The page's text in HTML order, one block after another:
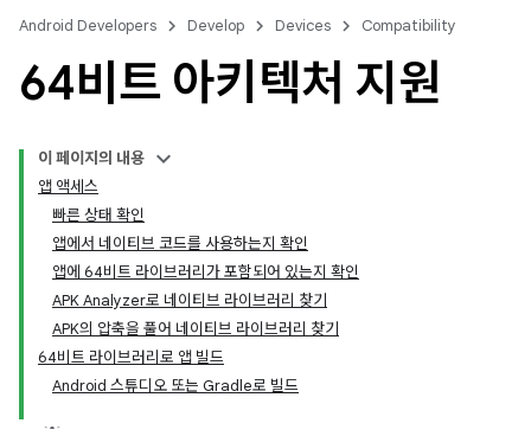
Android Developers Develop Devices Compatibility
64비트 아키텍처 지원
이 페이지의 내용
앱 액세스
빠른 상태 확인
앱에서 네이티브 코드를 사용하는지 확인
앱에 64비트 라이브러리가 포함되어 있는지 확인
APK Analyzer로 네이티브 라이브러리 찾기
APK의 압축을 풀어 네이티브 라이브러리 찾기
64비트 라이브러리로 앱 빌드
Android 스튜디오 또는 Gradle로 빌드